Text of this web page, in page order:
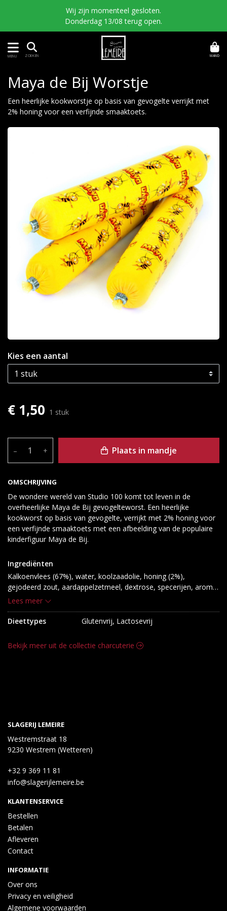
Wij zijn momenteel gesloten.
Donderdag 13/08 terug open.
MENU ZOEKEN MAND
OMSCHRIJVING
De wondere wereld van Studio 100 komt tot leven in de
overheerlijke Maya de Bij gevogelteworst. Een heerlijke
kookworst op basis van gevogelte, verrijkt met 2% honing voor
een verfijnde smaaktoets met een afbeelding van de populaire
kinderfiguur Maya de Bij.
Maya de Bij Worstje
Een heerlijke kookworstje op basis van gevogelte verrijkt met
2% honing voor een verfijnde smaaktoets.
Kies een aantal
€ 1,50 1 stuk
– + Plaats in mandje
Ingrediënten
Kalkoenvlees (67%), water, koolzaadolie, honing (2%),
gejodeerd zout, aardappelzetmeel, dextrose, specerijen, aroma,
stabilisator: E450, antioxidant: E300, conserveermiddel: E250.
Lees meer
Dieettypes Glutenvrij, Lactosevrij
Bekijk meer uit de collectie charcuterie
SLAGERIJ LEMEIRE
Westremstraat 18
9230 Westrem (Wetteren)
+32 9 369 11 81
info@slagerijlemeire.be
KLANTENSERVICE
Bestellen
Betalen
Afleveren
Contact
INFORMATIE
Over ons
Privacy en veiligheid
Algemene voorwaarden